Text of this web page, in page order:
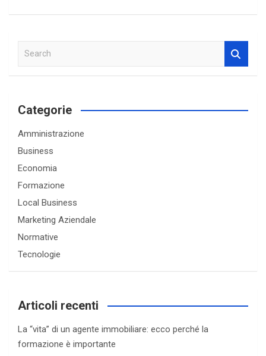
a
c
Categorie
Amministrazione
Business
Economia
Formazione
Local Business
Marketing Aziendale
Normative
Tecnologie
Articoli recenti
La “vita” di un agente immobiliare: ecco perché la
formazione è importante